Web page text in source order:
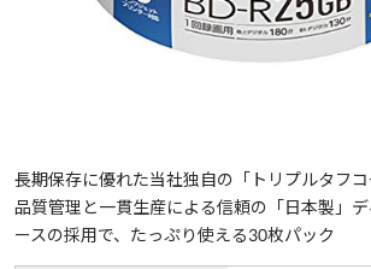
長期保存に優れた当社独自の「トリプルタフ
品質管理と一貫生産による信頼の「日本製」
ースの採用で、たっぷり使える30枚パック